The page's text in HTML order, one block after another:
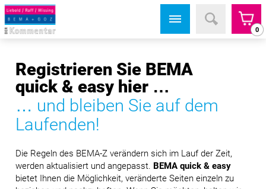
0
Registrieren Sie BEMA
quick & easy hier …
… und bleiben Sie auf dem
Laufenden!
Die Regeln des BEMA-Z verändern sich im Lauf der Zeit,
werden aktualisiert und angepasst. BEMA quick & easy
bietet Ihnen die Möglichkeit, veränderte Seiten einzeln zu